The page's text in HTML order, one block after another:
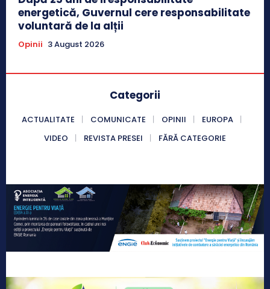
energetică, Guvernul cere responsabilitate
voluntară de la alții
Opinii 3 August 2026
Categorii
ACTUALITATE COMUNICATE OPINII
EUROPA
VIDEO
REVISTA PRESEI FĂRĂ CATEGORIE